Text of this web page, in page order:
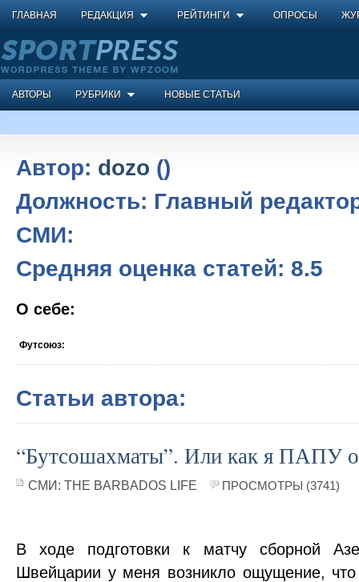
ГЛАВНАЯ РЕДАКЦИЯ РЕЙТИНГИ ОПРОСЫ
АВТОРЫ РУБРИКИ НОВЫЕ СТАТЬИ
Автор: dozo ()
Должность: Главный
СМИ:
Средняя оценка статей: 8.5
О себе:
Футсоюз:
Статьи автора:
“Бутсошахматы”. Или как я ПАПУ
СМИ: THE BARBADOS LIFE ПРОСМОТРЫ (3741)
В ходе подготовки к матчу сборной
Швейцарии у меня возникло ощущение,